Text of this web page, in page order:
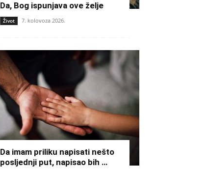
Da, Bog ispunjava ove želje
Život 7. kolovoza 2026.
Da imam priliku napisati nešto
posljednji put, napisao bih …